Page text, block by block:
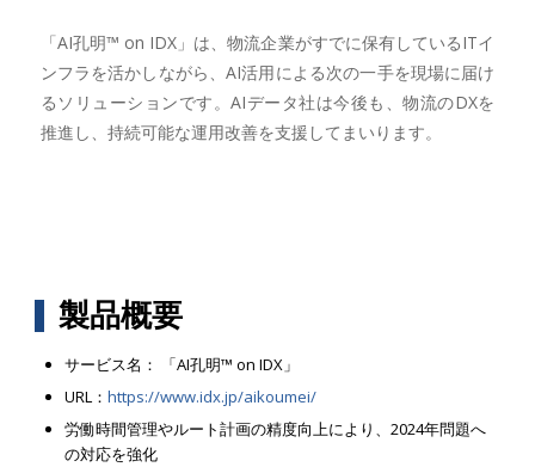
「AI孔明™ on IDX」は、物流企業がすでに保有しているITイ
ンフラを活かしながら、AI活用による次の一手を現場に届け
るソリューションです。AIデータ社は今後も、物流のDXを
推進し、持続可能な運用改善を支援してまいります。
製品概要
サービス名： 「AI孔明™ on IDX」
URL： https://www.idx.jp/aikoumei/
労働時間管理やルート計画の精度向上により、2024年問題へ
の対応を強化